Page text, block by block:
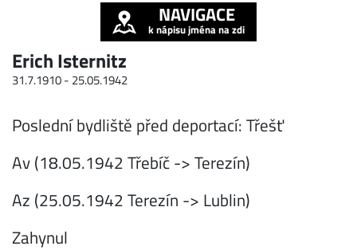
NAVIGACE
k nápisu jména na zdi
Erich Isternitz
31.7.1910 - 25.05.1942
Poslední bydliště před deportací: Třešť
Av (18.05.1942 Třebíč -> Terezín)
Az (25.05.1942 Terezín -> Lublin)
Zahynul